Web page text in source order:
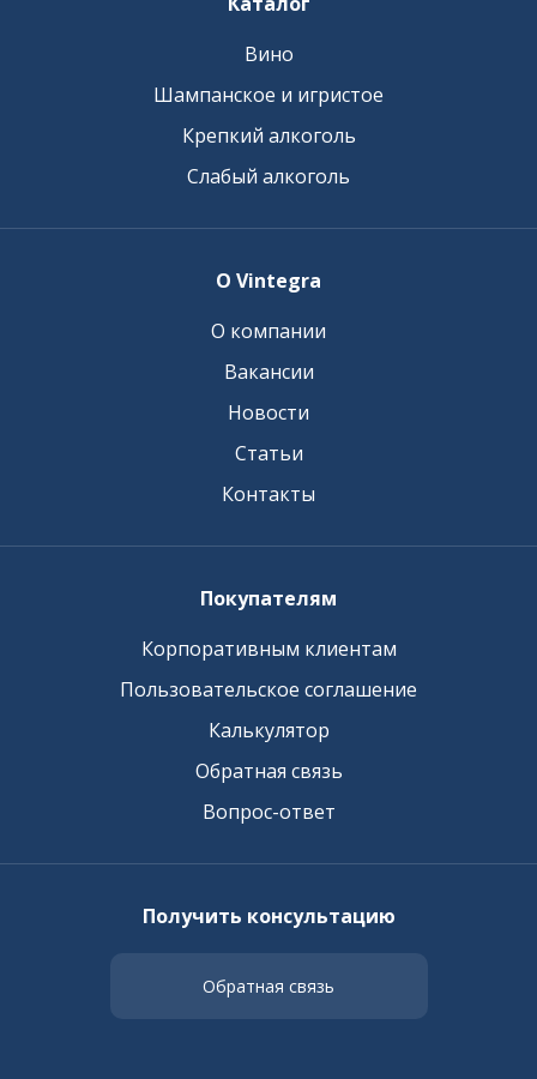
Вино
Шампанское и игристое
Крепкий алкоголь
Слабый алкоголь
О Vintegra
О компании
Вакансии
Новости
Статьи
Контакты
Покупателям
Корпоративным клиентам
Пользовательское соглашение
Калькулятор
Обратная связь
Вопрос-ответ
Получить консультацию
Обратная связь